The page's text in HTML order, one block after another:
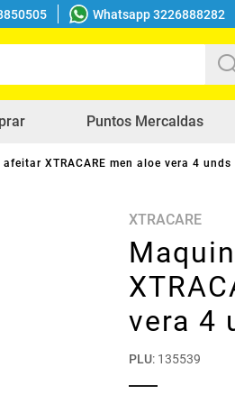
Whatsapp 3226888282
Puntos Mercaldas
XTRACARE men aloe vera 4 unds
XTRACARE
vera 4
PLU: 135539